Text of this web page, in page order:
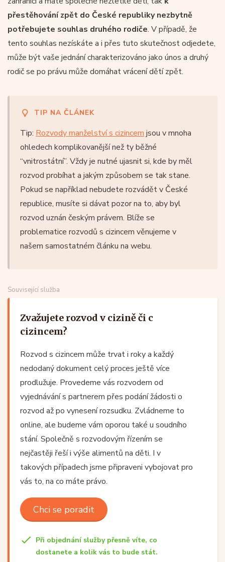
přestěhování zpět do České republiky nezbytně
potřebujete souhlas druhého rodiče. V případě, že
tento souhlas nezískáte a i přes tuto skutečnost odjedete,
může být vaše jednání charakterizováno jako únos a druhý
rodič se po právu může domáhat vrácení dětí zpět.
TIP NA ČLÁNEK
Tip: Rozvody manželství s cizincem jsou v mnoha
ohledech komplikovanější než ty běžné
“vnitrostátní”. Vždy je nutné ujasnit si, kde by měl
rozvod probíhat a jakým způsobem se tak stane.
Pokud se například nebudete rozvádět v České
republice, musíte si dávat pozor na to, aby byl
rozvod uznán českým právem. Blíže se
problematice rozvodů s cizincem věnujeme v
našem samostatném článku na webu.
Související služba
Zvažujete rozvod v cizině či c
cizincem?
Rozvod s cizincem může trvat i roky a každý
nedodaný dokument celý proces ještě více
prodlužuje. Provedeme vás rozvodem od
vyjednávání s partnerem přes podání žádosti o
rozvod až po vynesení rozsudku. Zvládneme to
online, ale budeme vám oporou také u soudního
stání. Společně s rozvodovým řízením se
nejčastěji řeší i výše alimentů na děti. I v
takových případech jsme připraveni vybojovat pro
vás to, na co máte právo.
Chci se poradit
Při objednání služby přesně víte, co
dostanete a kolik vás to bude stát.